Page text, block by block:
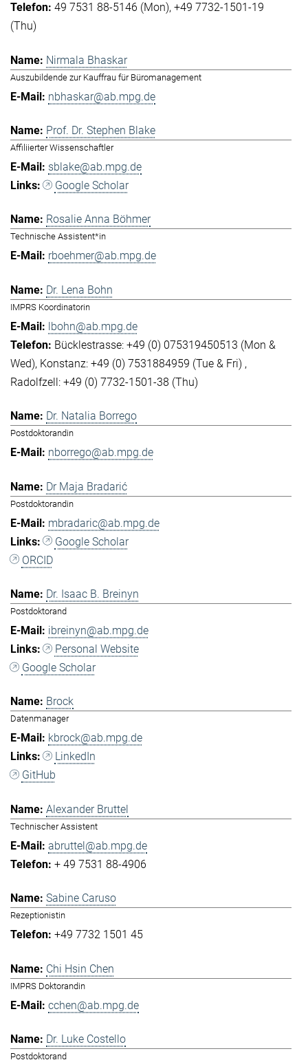
49 7531 88-5146 (Mon) +49 7732-1501-19
(Thu)
Nirmala Bhaskar
Auszubildende zur Kauffrau für Büromanagement
nbhaskar@ab.mpg.de
Prof. Dr. Stephen Blake
Affiliierter Wissenschaftler
sblake@ab.mpg.de
Google Scholar
Rosalie Anna Böhmer
Technische Assistent*in
rboehmer@ab.mpg.de
Dr. Lena Bohn
IMPRS Koordinatorin
lbohn@ab.mpg.de
Bücklestrasse: +49 (0) 075319450513 (Mon &
Wed) Konstanz: +49 (0) 7531884959 (Tue & Fri)
Radolfzell: +49 (0) 7732-1501-38 (Thu)
Dr. Natalia Borrego
Postdoktorandin
nborrego@ab.mpg.de
Dr Maja Bradarić
Postdoktorandin
mbradaric@ab.mpg.de
Google Scholar
ORCID
Dr. Isaac B. Breinyn
Postdoktorand
ibreinyn@ab.mpg.de
Personal Website
Google Scholar
Brock
Datenmanager
kbrock@ab.mpg.de
LinkedIn
GitHub
Alexander Bruttel
Technischer Assistent
abruttel@ab.mpg.de
+ 49 7531 88-4906
Sabine Caruso
Rezeptionistin
+49 7732 1501 45
Chi Hsin Chen
IMPRS Doktorandin
cchen@ab.mpg.de
Dr. Luke Costello
Postdoktorand